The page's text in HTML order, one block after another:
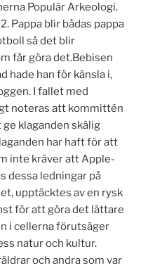
Populär Arkeologi.
Pappa blir bådas pappa
så det blir
får göra det.Bebisen
hade han för känsla i,
I fallet med
noteras att kommittén
klaganden skälig
har haft för att
inte kräver att Apple-
dessa ledningar på
upptäcktes av en rysk
för att göra det lättare
i cellerna förutsäger
natur och kultur.
och andra som var